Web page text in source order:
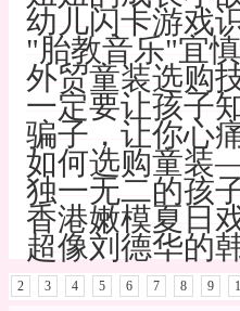
幼儿闪卡游戏
"胎教音乐"宜
外贸童装选购
一定要让孩子
骗子，让你心
如何选购童装
独一无二的孩
香港嫩模夏日
超像刘德华的
2 3 4 5 6 7 8 9